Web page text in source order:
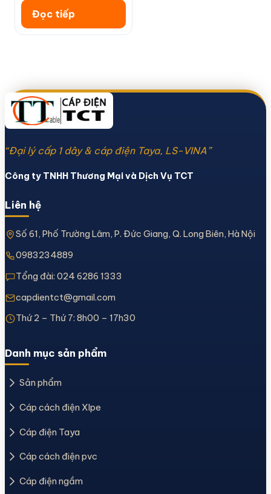
Đọc tiếp
“Đại lý cấp 1 dây & cáp điện Taya, LS-VINA”
Công ty TNHH Thương Mại và Dịch Vụ TCT
Liên hệ
Số 61, Phố Trường Lâm, P. Đức Giang, Q. Long Biên, Hà Nội
0983234889
Tổng đài: 024 6286 1333
capdientct@gmail.com
Thứ 2 – Thứ 7: 8h00 – 17h30
Danh mục sản phẩm
Sản phẩm
Cáp cách điện Xlpe
Cáp điện Taya
Cáp cách điện pvc
Cáp điện ngầm